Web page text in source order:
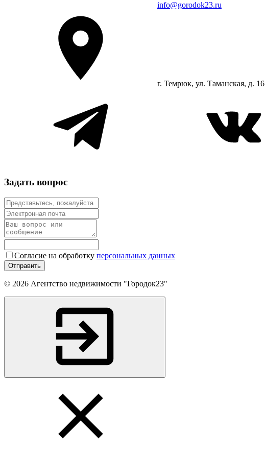
info@gorodok23.ru
г. Темрюк, ул. Таманская, д. 16
Задать вопрос
Согласие на обработку персональных данных
Отправить
© 2026 Агентство недвижимости "Городок23"